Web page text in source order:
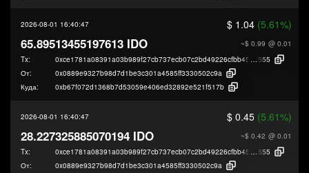
2026-08-01 16:40:47 $ 1.04 (5.61%)
~$ 0.99 @ 0.01
65.89513455197613 IDO
Tx: 0xce1781a08391a03b989f27cb737ecb07c2bd49226cfbb456b5381876d25f6
555
От:
0x0889e9327b98d7d1be3c301a4585ff3330502c9a
Куда:
0xb67f072d1368b7d53059e406ed32892e521f517b
2026-08-01 16:40:47 $ 0.45 (5.61%)
~$ 0.42 @ 0.01
28.227325885070194 IDO
Tx: 0xce1781a08391a03b989f27cb737ecb07c2bd49226cfbb456b5381876d25f6
555
От:
0x0889e9327b98d7d1be3c301a4585ff3330502c9a